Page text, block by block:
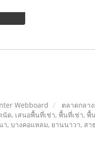
Webboard
ตลาดกลา
ด, เสนอพื้นที่เช่า, พื้นที่เช่า, พื้
า, บางคอแหลม, ยานนาวา, สา